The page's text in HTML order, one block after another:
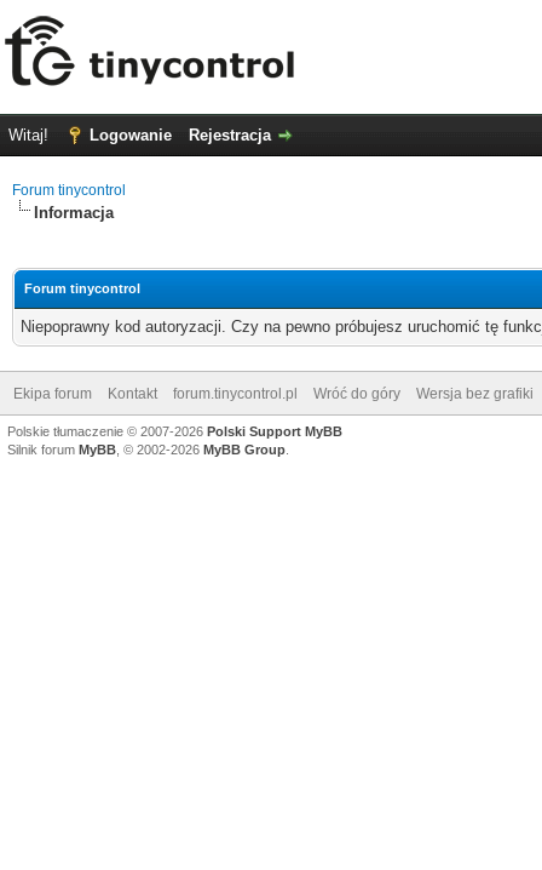
Witaj! Logowanie Rejestracja
Forum tinycontrol
Informacja
Forum tinycontrol
Niepoprawny kod autoryzacji. Czy na pewno próbujesz uruchomić tę
Ekipa forum Kontakt forum.tinycontrol.pl Wróć do góry Wersja bez grafiki
Polskie tłumaczenie © 2007-2026 Polski Support MyBB
Silnik forum MyBB , © 2002-2026 MyBB Group